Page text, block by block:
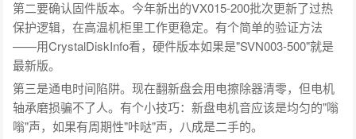
第二要确认固件版本。今年新出的VX015-200批次更新了过热
保护逻辑，在高温机柜里工作更稳定。有个简单的验证方法
——用CrystalDiskInfo看，硬件版本如果是"SVN003-500"就是
最新版。
第三是通电时间陷阱。现在翻新盘会用电擦除器清零，但电机
轴承磨损骗不了人。有个小技巧：新盘电机音应该是均匀的"嗡
嗡"声，如果有周期性"咔哒"声，八成是二手的。